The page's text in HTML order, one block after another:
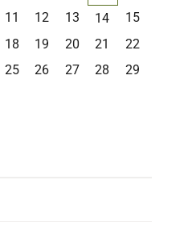
11 12 13 14
15
18 19 20 21
22
25 26 27 28
29